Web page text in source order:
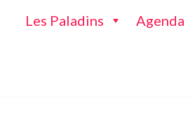
Les Paladins Agenda